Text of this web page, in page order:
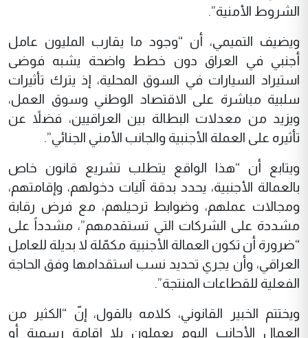
الشروط الأمنية”.
ويضيف التميمي، أن “وجود ما يقارب المليون عامل
أجنبي في العراق دون خطط واضحة يشبه فوضى
استيراد السيارات في السوق المحلية، إذ يترك تأثيرات
سلبية مباشرة على الاقتصاد الوطني وسوق العمل،
ويزيد من معدلات البطالة بين العراقيين، فضلاً عن
تأثيره على العملة الأجنبية والجانب الأمني الجنائي”.
ويتابع أن “هذا الواقع يتطلب تشريع قانون خاص
بالعمالة الأجنبية، يحدد بدقة آليات دخولهم، وإقامتهم،
ومجالات عملهم، وضوابط ترحيلهم، مع فرض رقابة
مشددة على الشركات التي تستقدمهم”، مشدداً على
“ضرورة أن تكون العمالة الأجنبية مكمّلة لا بديلة للعامل
العراقي، وأن يجري تحديد نسب استقدامها وفق الحاجة
الفعلية للقطاعات المنتجة”.
ويختتم الخبير القانوني، كلامه بالقول، إنّ “الكثير من
العمال الأجانب اليوم يعملون بلا إقامة رسمية أو